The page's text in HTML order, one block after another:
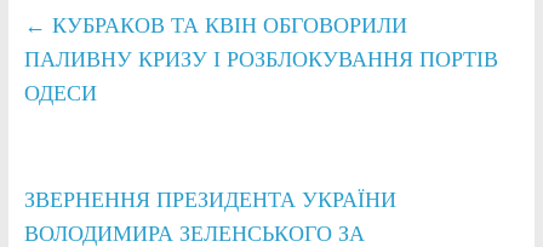
← КУБРАКОВ ТА КВІН ОБГОВОРИЛИ
ПАЛИВНУ КРИЗУ І РОЗБЛОКУВАННЯ ПОРТІВ
ОДЕСИ
ЗВЕРНЕННЯ ПРЕЗИДЕНТА УКРАЇНИ
ВОЛОДИМИРА ЗЕЛЕНСЬКОГО ЗА